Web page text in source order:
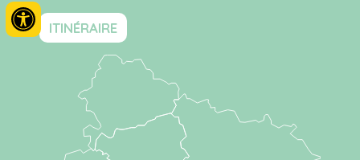
ITINÉRAIRE